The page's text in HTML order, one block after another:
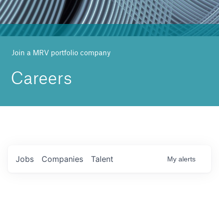
Team
News
Join a MRV portfolio company
Careers
Jobs Companies Talent My alerts